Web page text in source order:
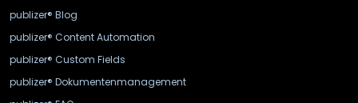
publizer® Blog
publizer® Content Automation
publizer® Custom Fields
publizer® Dokumentenmanagement